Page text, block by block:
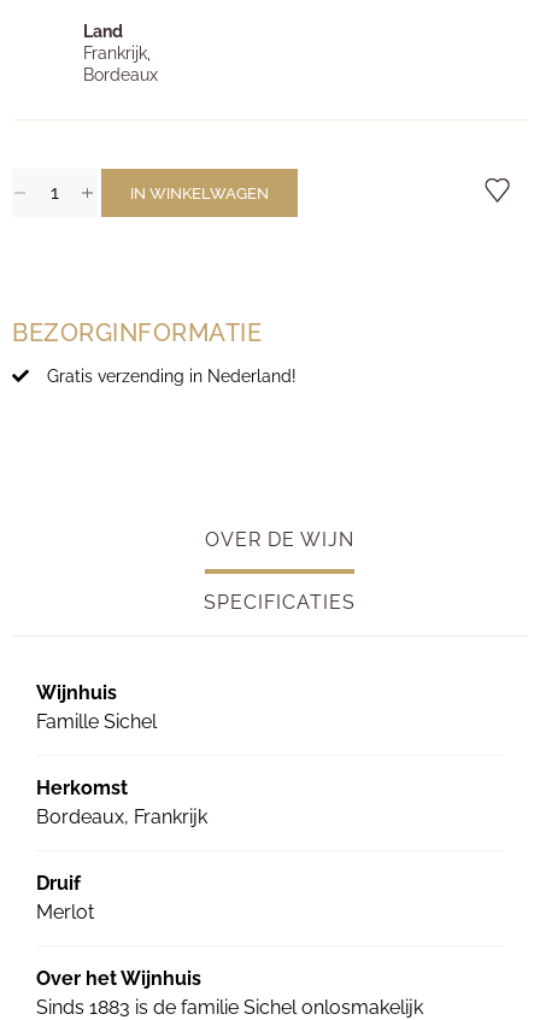
Land
Frankrijk,
Bordeaux
IN WINKELWAGEN
BEZORGINFORMATIE
Gratis verzending in Nederland!
OVER DE WIJN
SPECIFICATIES
Wijnhuis
Famille Sichel
Herkomst
Bordeaux, Frankrijk
Druif
Merlot
Over het Wijnhuis
Sinds 1883 is de familie Sichel onlosmakelijk